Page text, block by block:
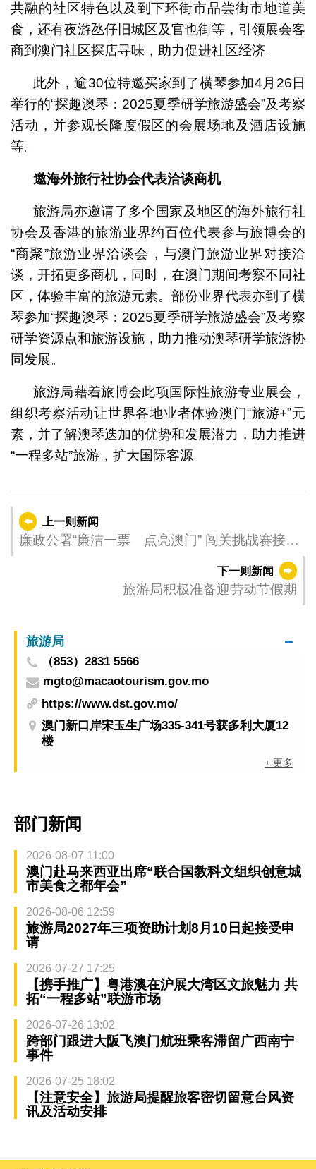
共融的社区特色以及到下环街市品尝街市地道美
食，还有夜游氹仔旧城区及官也街等，引领展会客
商到澳门社区探店寻味，助力促进社区经济。
此外，逾30位特邀买家到了横琴参加4月26日
举行的“探趣澳琴：2025夏季研学旅游盛会”及考察
活动，并参观长隆度假区的会展场地及酒店设施
等。
邀海外旅行社协会代表洽谈商机
旅游局亦邀请了多个国家及地区的海外旅行社
协会及香港的旅游业界约百位代表参与旅博会的
“商聚”旅游业界洽谈会，与澳门旅游业界对接洽
谈，开拓更多商机，同时，在澳门期间考察不同社
区，体验丰富的旅游元素。部份业界代表亦到了横
琴参加“探趣澳琴：2025夏季研学旅游盛会”及考察
研学资源点和旅游设施，助力推动澳琴研学旅游协
同发展。
旅游局藉着旅博会此项国际性旅游专业展会，
组织考察活动让世界各地业者体验澳门“旅游+”元
素，并了解澳琴迭加的优势和发展潜力，助力推进
“一程多站”旅游，扩大国际客源。
上一则新闻
廉政公署“廉洁一票 点亮澳门” 闯关挑战赛接受
下一则新闻
旅游局积极准备迎劳动节假期
旅游局
（853）2831 5566
mgto@macaotourism.gov.mo
https://www.dst.gov.mo/
澳门新口岸宋玉生广场335-341号获多利大厦12
楼
+ 更多
部门新闻
2026-08-07 11:00
澳门赴马来西亚出席“联合国教科文组织创意城
市美食之都年会”
2026-08-06 12:59
旅游局2027年三项资助计划8月10日起接受申
请
2026-07-27 17:25
【携手推广】粤港澳在沪展大湾区文旅魅力 共
拓“一程多站”联游市场
2026-07-26 13:02
跨部门跟进大阪飞澳门航班乘客滞留广西南宁
事件
2026-07-25 18:02
【注意安全】旅游局提醒旅客密切留意台风资
讯及活动安排